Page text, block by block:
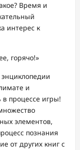
Время и
интерес к
горячо!»
и
процессе игры!
элементов,
познания
от других книг с